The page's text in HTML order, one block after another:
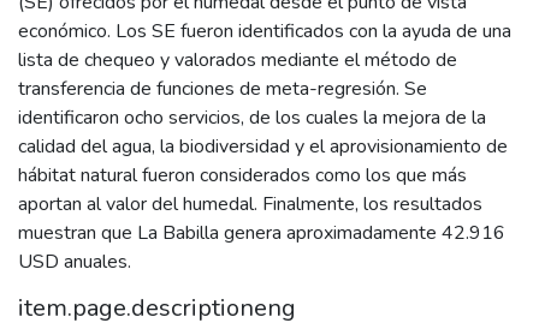
económico. Los SE fueron identificados con la ayuda de una
lista de chequeo y valorados mediante el método de
transferencia de funciones de meta-regresión. Se
identificaron ocho servicios, de los cuales la mejora de la
calidad del agua, la biodiversidad y el aprovisionamiento de
hábitat natural fueron considerados como los que más
aportan al valor del humedal. Finalmente, los resultados
muestran que La Babilla genera aproximadamente 42.916
USD anuales.
item.page.descriptioneng